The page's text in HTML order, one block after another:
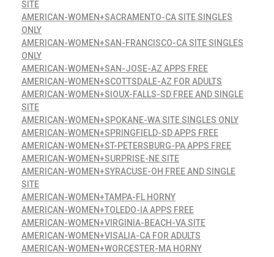
SITE
AMERICAN-WOMEN+SACRAMENTO-CA SITE SINGLES
ONLY
AMERICAN-WOMEN+SAN-FRANCISCO-CA SITE SINGLES
ONLY
AMERICAN-WOMEN+SAN-JOSE-AZ APPS FREE
AMERICAN-WOMEN+SCOTTSDALE-AZ FOR ADULTS
AMERICAN-WOMEN+SIOUX-FALLS-SD FREE AND SINGLE
SITE
AMERICAN-WOMEN+SPOKANE-WA SITE SINGLES ONLY
AMERICAN-WOMEN+SPRINGFIELD-SD APPS FREE
AMERICAN-WOMEN+ST-PETERSBURG-PA APPS FREE
AMERICAN-WOMEN+SURPRISE-NE SITE
AMERICAN-WOMEN+SYRACUSE-OH FREE AND SINGLE
SITE
AMERICAN-WOMEN+TAMPA-FL HORNY
AMERICAN-WOMEN+TOLEDO-IA APPS FREE
AMERICAN-WOMEN+VIRGINIA-BEACH-VA SITE
AMERICAN-WOMEN+VISALIA-CA FOR ADULTS
AMERICAN-WOMEN+WORCESTER-MA HORNY